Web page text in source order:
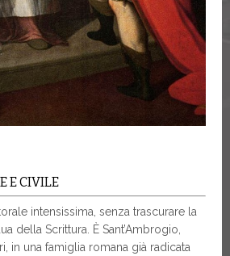
E CIVILE
intensissima, senza trascurare la
della Scrittura. È Sant’Ambrogio,
in una famiglia romana già radicata